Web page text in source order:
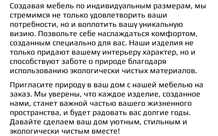
Создавая мебель по индивидуальным размерам, мы
стремимся не только удовлетворить ваши
потребности, но и воплотить вашу уникальную
визию. Позвольте себе наслаждаться комфортом,
созданным специально для вас. Наши изделия не
только придают вашему интерьеру характер, но и
способствуют заботе о природе благодаря
использованию экологически чистых материалов.
Пригласите природу в ваш дом с нашей мебелью на
заказ. Мы уверены, что каждое изделие, созданное
нами, станет важной частью вашего жизненного
пространства, и будет радовать вас долгие годы.
Давайте сделаем ваш дом уютным, стильным и
экологически чистым вместе!